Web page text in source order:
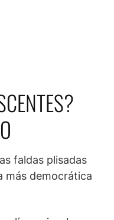
faldas plisadas
más democrática